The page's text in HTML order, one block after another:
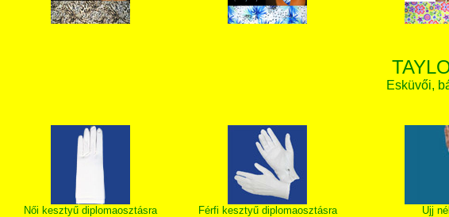
Esküvői,
Női kesztyű diplomaosztásra Férfi kesztyű diplomaosztásra Ujj